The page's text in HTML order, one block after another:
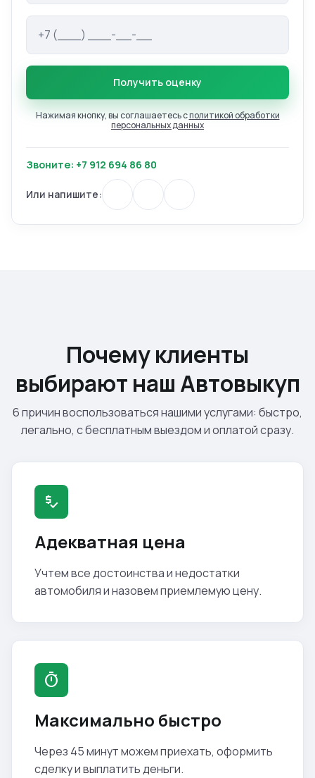
Телефон
Получить оценку
Нажимая кнопку, вы соглашаетесь сполитикой обработки
персональных данных
Звоните: +7 912 694 86 80
Или напишите:
Почему клиенты
выбирают наш Автовыкуп
6 причин воспользоваться нашими услугами: быстро,
легально, с бесплатным выездом и оплатой сразу.
price_check
Адекватная цена
Учтем все достоинства и недостатки
автомобиля и назовем приемлемую цену.
timer
Максимально быстро
Через 45 минут можем приехать, оформить
сделку и выплатить деньги.